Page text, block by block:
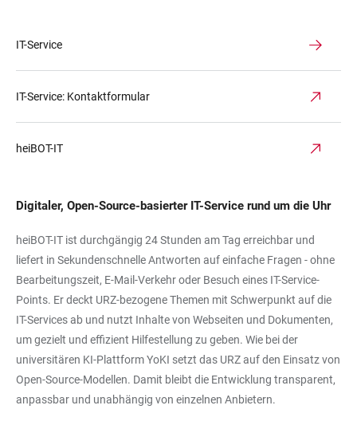
IT-Service
IT-Service: Kontaktformular
heiBOT-IT
Digitaler, Open-Source-basierter IT-Service rund um die Uhr
heiBOT-IT ist durchgängig 24 Stunden am Tag erreichbar und
liefert in Sekundenschnelle Antworten auf einfache Fragen - ohne
Bearbeitungszeit, E-Mail-Verkehr oder Besuch eines IT-Service-
Points. Er deckt URZ-bezogene Themen mit Schwerpunkt auf die
IT-Services ab und nutzt Inhalte von Webseiten und Dokumenten,
um gezielt und effizient Hilfestellung zu geben. Wie bei der
universitären KI-Plattform YoKI setzt das URZ auf den Einsatz von
Open-Source-Modellen. Damit bleibt die Entwicklung transparent,
anpassbar und unabhängig von einzelnen Anbietern.